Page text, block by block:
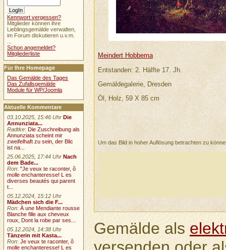
Meindert Hobbema
Entstanden: 2. Hälfte 17. Jh.
Gemäldegalerie, Dresden
Öl, Holz, 59 X 85 cm
Um das Bild in hoher Auflösung betrachten zu
Gemälde als
Kennwort vergessen?
Mitglieder können ihre
Lieblingsgemälde verwalten,
im Forum diskutieren u.v.m.
Schon angemeldet?
Mitgliederliste
Für Ihre Homepage
Das Gemälde des Tages
Das Zufallsgemälde
Module für WP/Joomla
Aktuelle Kommentare
03.10.2025, 15:46 Uhr Die
Annunziata...
Radtke: Die Zuschreibung als
Annunziata scheint mir
zweifelhaft zu sein, der Blic
ist na...
25.06.2025, 17:44 Uhr Nach
dem Bade...
Ron:"Je veux te raconter, ô
molle enchanteresse! L es
diverses beautés qui parent
t...
05.12.2024, 15:12 Uhr
Mädchen sich die F...
Ron:À une Mendiante rousse
Blanche fille aux cheveux
roux, Dont la robe par ses...
05.12.2024, 14:38 Uhr
Tänzerin mit Kasta...
Ron:Je veux te raconter, ô
molle enchanteresse! L es